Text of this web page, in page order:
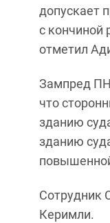
допускает
с кончиной
отметил
Зампред
что
зданию
зданию
Сотрудник
Керимли.